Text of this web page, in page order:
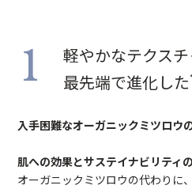
1
軽やかなテクスチ
最先端で進化した
入手困難なオーガニックミツロウ
肌への効果とサステイナビリティ
オーガニックミツロウの代わりに